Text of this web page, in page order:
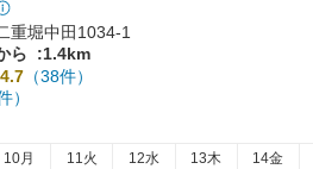
重堀中田1034-1
ら
:1.4km
4.7 （38件）
）
10月 11火 12水 13木 14金